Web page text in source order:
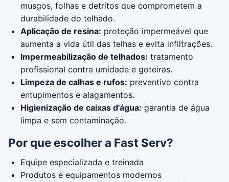
musgos, folhas e detritos que comprometem a
durabilidade do telhado.
Aplicação de resina: proteção impermeável que
aumenta a vida útil das telhas e evita infiltrações.
Impermeabilização de telhados: tratamento
profissional contra umidade e goteiras.
Limpeza de calhas e rufos: preventivo contra
entupimentos e alagamentos.
Higienização de caixas d'água: garantia de água
limpa e sem contaminação.
Por que escolher a Fast Serv?
Equipe especializada e treinada
Produtos e equipamentos modernos